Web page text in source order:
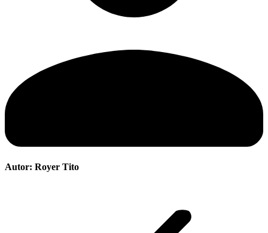
Autor: Royer Tito